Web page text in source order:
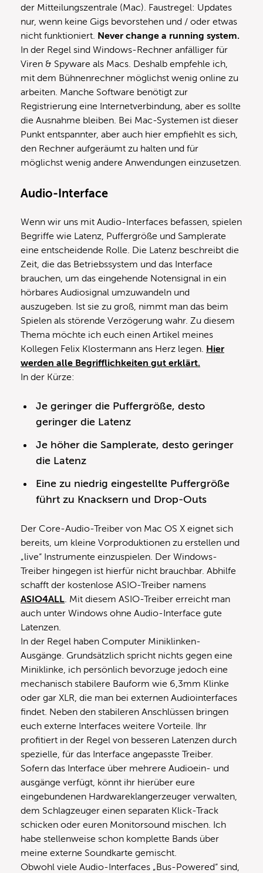
der Mitteilungszentrale (Mac). Faustregel: Updates
nur, wenn keine Gigs bevorstehen und / oder etwas
nicht funktioniert. Never change a running system.
In der Regel sind Windows-Rechner anfälliger für
Viren & Spyware als Macs. Deshalb empfehle ich,
mit dem Bühnenrechner möglichst wenig online zu
arbeiten. Manche Software benötigt zur
Registrierung eine Internetverbindung, aber es sollte
die Ausnahme bleiben. Bei Mac-Systemen ist dieser
Punkt entspannter, aber auch hier empfiehlt es sich,
den Rechner aufgeräumt zu halten und für
möglichst wenig andere Anwendungen einzusetzen.
Audio-Interface
Wenn wir uns mit Audio-Interfaces befassen, spielen
Begriffe wie Latenz, Puffergröße und Samplerate
eine entscheidende Rolle. Die Latenz beschreibt die
Zeit, die das Betriebssystem und das Interface
brauchen, um das eingehende Notensignal in ein
hörbares Audiosignal umzuwandeln und
auszugeben. Ist sie zu groß, nimmt man das beim
Spielen als störende Verzögerung wahr. Zu diesem
Thema möchte ich euch einen Artikel meines
Kollegen Felix Klostermann ans Herz legen. Hier
werden alle Begrifflichkeiten gut erklärt.
In der Kürze:
Je geringer die Puffergröße, desto
geringer die Latenz
Je höher die Samplerate, desto geringer
die Latenz
Eine zu niedrig eingestellte Puffergröße
führt zu Knacksern und Drop-Outs
Der Core-Audio-Treiber von Mac OS X eignet sich
bereits, um kleine Vorproduktionen zu erstellen und
„live“ Instrumente einzuspielen. Der Windows-
Treiber hingegen ist hierfür nicht brauchbar. Abhilfe
schafft der kostenlose ASIO-Treiber namens
ASIO4ALL. Mit diesem ASIO-Treiber erreicht man
auch unter Windows ohne Audio-Interface gute
Latenzen.
In der Regel haben Computer Miniklinken-
Ausgänge. Grundsätzlich spricht nichts gegen eine
Miniklinke, ich persönlich bevorzuge jedoch eine
mechanisch stabilere Bauform wie 6,3mm Klinke
oder gar XLR, die man bei externen Audiointerfaces
findet. Neben den stabileren Anschlüssen bringen
euch externe Interfaces weitere Vorteile. Ihr
profitiert in der Regel von besseren Latenzen durch
spezielle, für das Interface angepasste Treiber.
Sofern das Interface über mehrere Audioein- und
ausgänge verfügt, könnt ihr hierüber eure
eingebundenen Hardwareklangerzeuger verwalten,
dem Schlagzeuger einen separaten Klick-Track
schicken oder euren Monitorsound mischen. Ich
habe stellenweise schon komplette Bands über
meine externe Soundkarte gemischt.
Obwohl viele Audio-Interfaces „Bus-Powered“ sind,